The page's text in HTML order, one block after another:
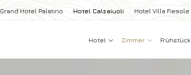
Grand Hotel Palatino Hotel Calzaiuoli Hotel Villa Fiesole
Hotel Zimmer Frühstück